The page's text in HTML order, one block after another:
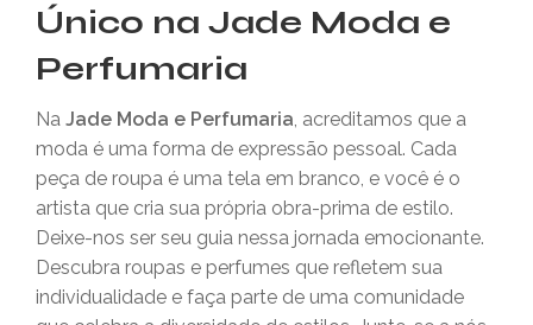
Único na Jade Moda e
Perfumaria
Na Jade Moda e Perfumaria, acreditamos que a
moda é uma forma de expressão pessoal. Cada
peça de roupa é uma tela em branco, e você é o
artista que cria sua própria obra-prima de estilo.
Deixe-nos ser seu guia nessa jornada emocionante.
Descubra roupas e perfumes que refletem sua
individualidade e faça parte de uma comunidade